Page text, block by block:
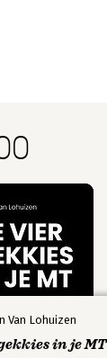
Van Lohuizen
in je MT